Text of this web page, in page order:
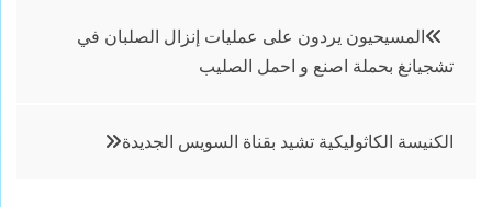
تصفّح
المقالات
المسيحيون يردون على عمليات إنزال الصلبان في
تشجيانغ بحملة اصنع و احمل الصليب
الكنيسة الكاثوليكية تشيد بقناة السويس الجديدة